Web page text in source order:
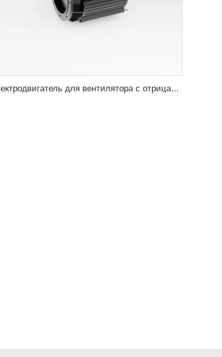
Электродвигатель для вентилятора с отрицательным давлением 0.55кВт-2.2кВт